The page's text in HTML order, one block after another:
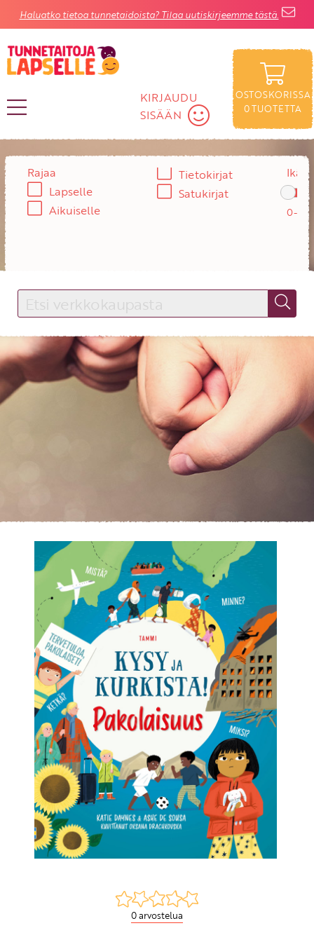
Haluatko tietoa tunnetaidoista? Tilaa uutiskirjeemme tästä.
KIRJAUDU
SISÄÄN
OSTOSKORISSA
0TUOTETTA
KIRJAUDU SISÄÄN
Käyttäjätunnus
Unohtuiko salasana?
KIRJAUDU SISÄÄN
Etkö ole vielä asiakkaamme?
Luo asiakastili tästä!
Rajaa
Lapselle
Aikuiselle
Tietokirjat
Satukirjat
Ikä:
0 arvostelua